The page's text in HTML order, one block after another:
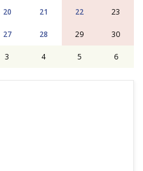
20 21 22 23
27 28 29 30
3 4 5 6